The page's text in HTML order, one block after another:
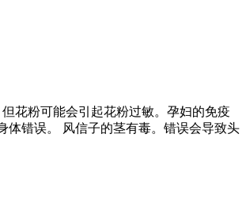
花粉可能会引起花粉过敏。孕妇的免疫
体错误。 风信子的茎有毒。错误会导致头